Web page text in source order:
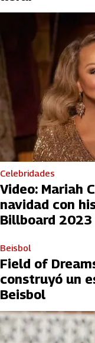
Celebridades
Video: Mariah
navidad con
Billboard 2023
Beisbol
Field of
construyó un
Beisbol